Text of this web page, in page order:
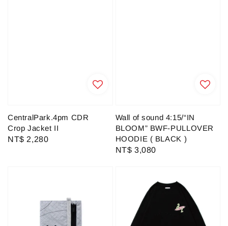
CentralPark.4pm CDR
Crop Jacket II
Regular
NT$ 2,280
Wall of sound 4:15/“IN
BLOOM” BWF-PULLOVER
HOODIE ( BLACK )
Regular
NT$ 3,080